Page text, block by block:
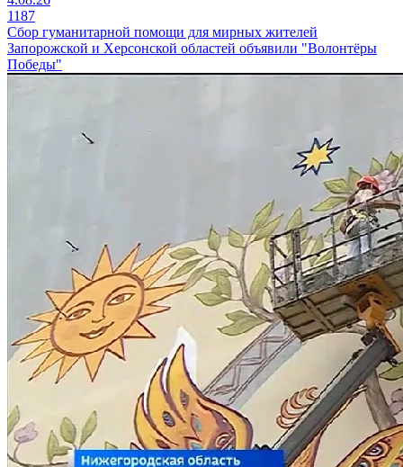
1187
Сбор гуманитарной помощи для мирных жителей
Запорожской и Херсонской областей объявили "Волонтёры
Победы"